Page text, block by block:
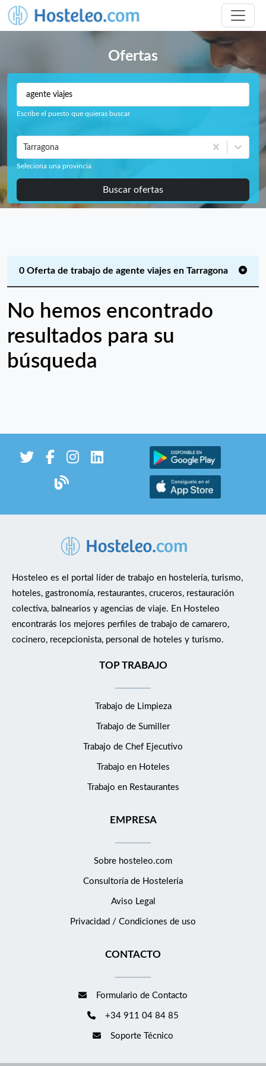
Ofertas
Escribe el puesto que quieras buscar
Tarragona
Seleciona una provincia
Buscar ofertas
0 Oferta de trabajo de agente viajes en Tarragona
No hemos encontrado
resultados para su
búsqueda
Hosteleo es el portal líder de trabajo en hostelería, turismo,
hoteles, gastronomía, restaurantes, cruceros, restauración
colectiva, balnearios y agencias de viaje. En Hosteleo
encontrarás los mejores perfiles de trabajo de camarero,
cocinero, recepcionista, personal de hoteles y turismo.
TOP TRABAJO
Trabajo de Limpieza
Trabajo de Sumiller
Trabajo de Chef Ejecutivo
Trabajo en Hoteles
Trabajo en Restaurantes
EMPRESA
Sobre hosteleo.com
Consultoría de Hostelería
Aviso Legal
Privacidad / Condiciones de uso
CONTACTO
Formulario de Contacto
+34 911 04 84 85
Soporte Técnico